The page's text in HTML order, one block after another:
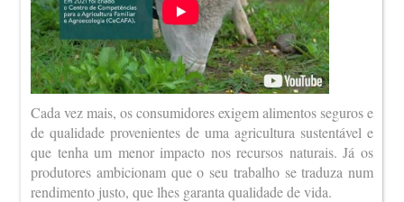
Cada vez mais, os consumidores exigem alimentos seguros e
de qualidade provenientes de uma agricultura sustentável e
que tenha um menor impacto nos recursos naturais. Já os
produtores ambicionam que o seu trabalho se traduza num
rendimento justo, que lhes garanta qualidade de vida.